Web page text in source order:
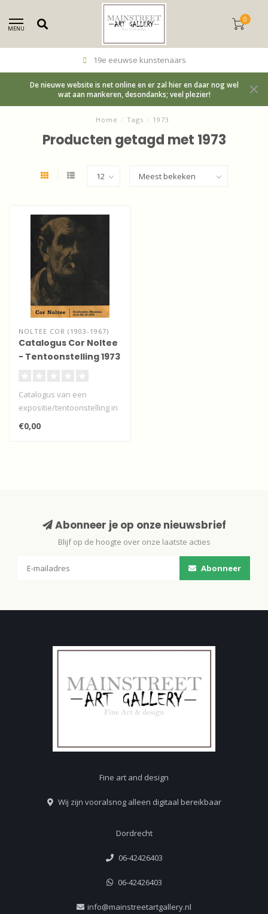
MENU
0
19e eeuwse kunstenaars
De nieuwe website is net online en er zal hier en daar nog wel
wat aan mankeren, desondanks; veel plezier!
Home / Tags / 1973
Producten getagd met 1973
NOLTEE COR (1903-1967)
Catalogus Cor Noltee
- Tentoonstelling 1973
Catalogus van een
expositie/tentoonstelling in
het Dordrechts Museum 16
septembe..
€0,00
Abonneer je op onze nieuwsbrief
Blijf op de hoogte over onze laatste acties
Abonneer
Fine art and design
Wij zijn vooralsnog alleen digitaal bereikbaar
Dordrecht
06-42426403
06-42426403
info@mainstreetartgallery.nl